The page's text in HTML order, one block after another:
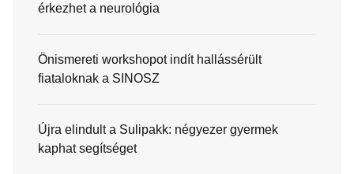
érkezhet a neurológia
Önismereti workshopot indít hallássérült
fiataloknak a SINOSZ
Újra elindult a Sulipakk: négyezer gyermek
kaphat segítséget